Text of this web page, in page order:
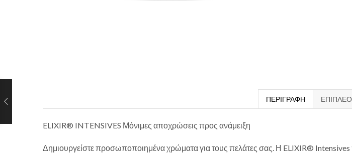
ΠΕΡΙΓΡΑΦΉ
ELIXIR® INTENSIVES Μόνιμες αποχρώσεις προς ανάμειξη
Δημιουργείστε προσωποποιημένα χρώματα για τους πελάτες σας. Η ELIXIR®